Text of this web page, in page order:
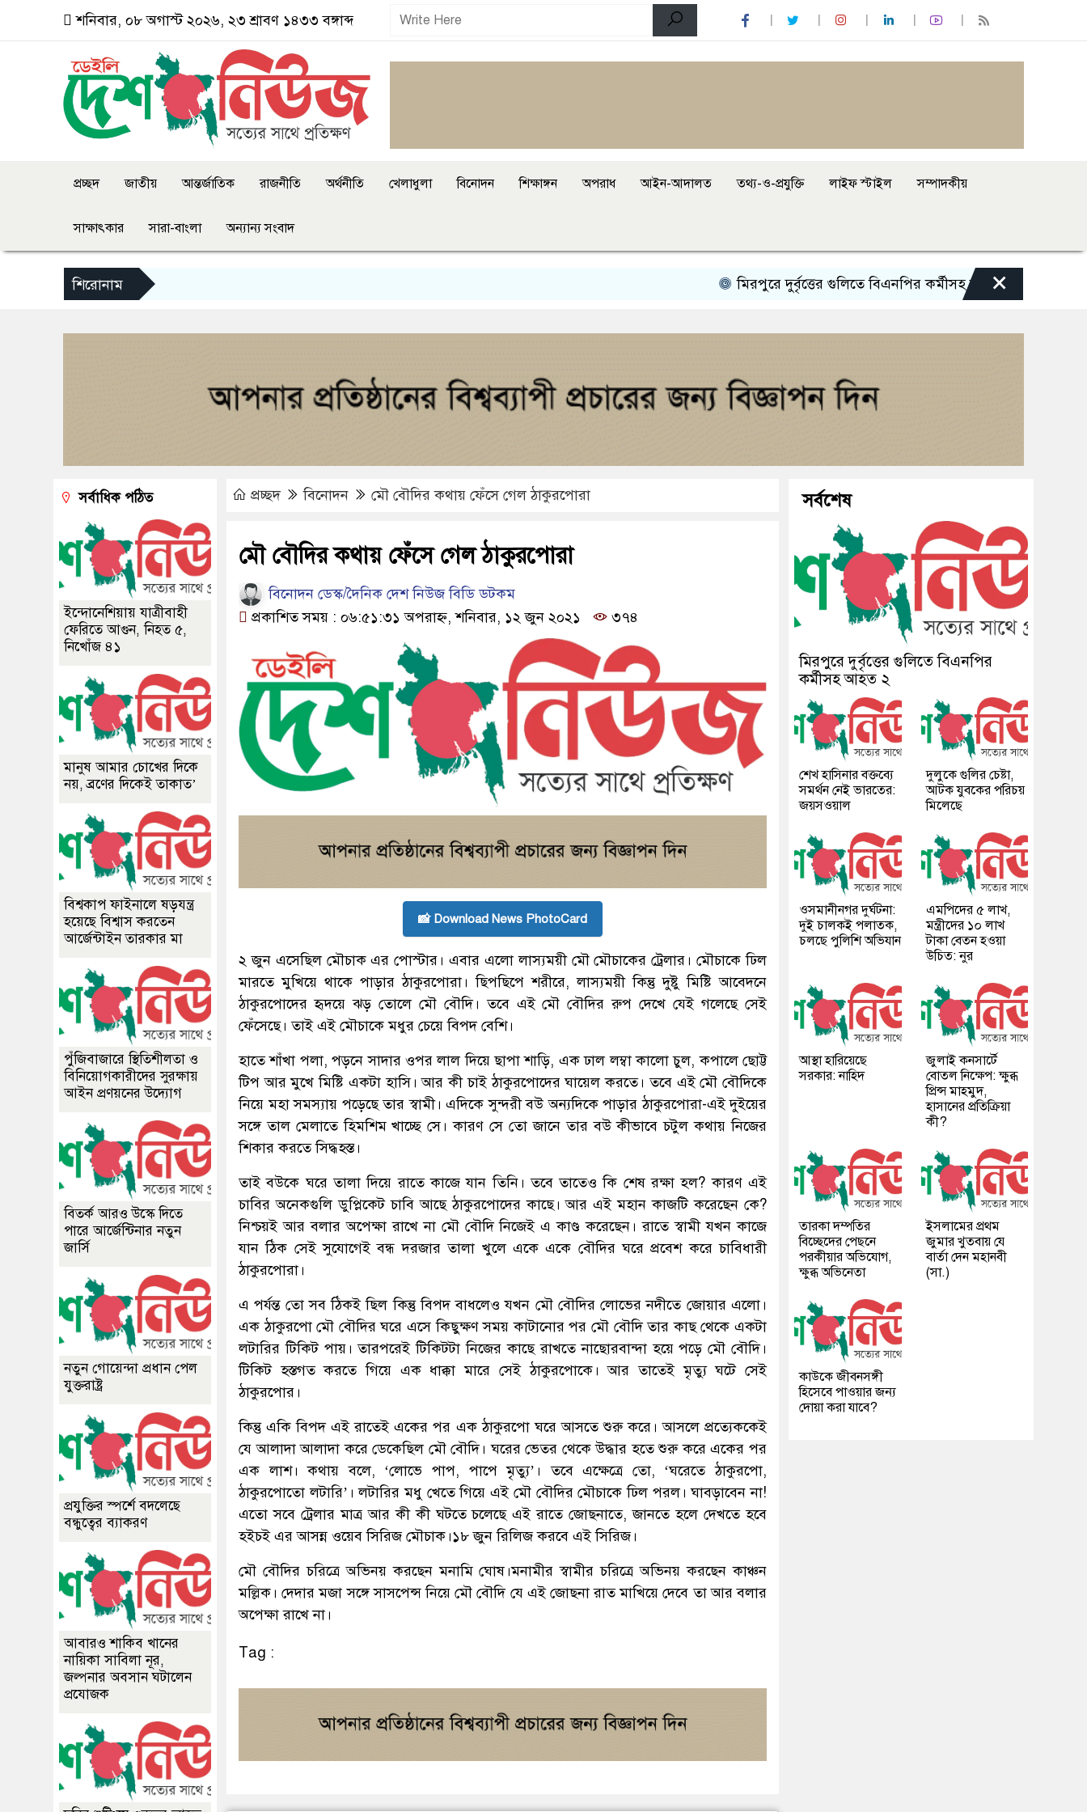
শনিবার, ০৮ অগাস্ট ২০২৬, ২৩ শ্রাবণ ১৪৩৩ বঙ্গাব্দ
প্রচ্ছদ জাতীয় আন্তর্জাতিক রাজনীতি অর্থনীতি খেলাধুলা বিনোদন শিক্ষাঙ্গন অপরাধ আইন-আদালত তথ্য-ও-প্রযুক্তি লাইফ স্টাইল সম্পাদকীয়
সাক্ষাৎকার সারা-বাংলা অন্যান্য সংবাদ
শিরোনাম মিরপুরে দুর্বৃত্তের গুলিতে বিএনপির কর্মীসহ আহত ২ শেখ হাসিনার
×
প্রচ্ছদ বিনোদন মৌ বৌদির কথায় ফেঁসে গেল ঠাকুরপোরা
মৌ বৌদির কথায় ফেঁসে গেল ঠাকুরপোরা
বিনোদন ডেস্ক/দৈনিক দেশ নিউজ বিডি ডটকম
প্রকাশিত সময় : ০৬:৫১:৩১ অপরাহ্ন, শনিবার, ১২ জুন ২০২১
৩৭৪
📸 Download News PhotoCard
২ জুন এসেছিল মৌচাক এর পোস্টার। এবার এলো লাস্যময়ী মৌ মৌচাকের ট্রেলার। মৌচাকে ঢিল
মারতে মুখিয়ে থাকে পাড়ার ঠাকুরপোরা। ছিপছিপে শরীরে, লাস্যময়ী কিন্তু দুষ্টু মিষ্টি আবেদনে
ঠাকুরপোদের হৃদয়ে ঝড় তোলে মৌ বৌদি। তবে এই মৌ বৌদির রুপ দেখে যেই গলেছে সেই
ফেঁসেছে। তাই এই মৌচাকে মধুর চেয়ে বিপদ বেশি।
হাতে শাঁখা পলা, পড়নে সাদার ওপর লাল দিয়ে ছাপা শাড়ি, এক ঢাল লম্বা কালো চুল, কপালে ছোট্ট
টিপ আর মুখে মিষ্টি একটা হাসি। আর কী চাই ঠাকুরপোদের ঘায়েল করতে। তবে এই মৌ বৌদিকে
নিয়ে মহা সমস্যায় পড়েছে তার স্বামী। এদিকে সুন্দরী বউ অন্যদিকে পাড়ার ঠাকুরপোরা-এই দুইয়ের
সঙ্গে তাল মেলাতে হিমশিম খাচ্ছে সে। কারণ সে তো জানে তার বউ কীভাবে চটুল কথায় নিজের
শিকার করতে সিদ্ধহস্ত।
তাই বউকে ঘরে তালা দিয়ে রাতে কাজে যান তিনি। তবে তাতেও কি শেষ রক্ষা হল? কারণ এই
চাবির অনেকগুলি ডুপ্লিকেট চাবি আছে ঠাকুরপোদের কাছে। আর এই মহান কাজটি করেছেন কে?
নিশ্চয়ই আর বলার অপেক্ষা রাখে না মৌ বৌদি নিজেই এ কাণ্ড করেছেন। রাতে স্বামী যখন কাজে
যান ঠিক সেই সুযোগেই বন্ধ দরজার তালা খুলে একে একে বৌদির ঘরে প্রবেশ করে চাবিধারী
ঠাকুরপোরা।
এ পর্যন্ত তো সব ঠিকই ছিল কিন্তু বিপদ বাধলেও যখন মৌ বৌদির লোভের নদীতে জোয়ার এলো।
এক ঠাকুরপো মৌ বৌদির ঘরে এসে কিছুক্ষণ সময় কাটানোর পর মৌ বৌদি তার কাছ থেকে একটা
লটারির টিকিট পায়। তারপরেই টিকিটটা নিজের কাছে রাখতে নাছোরবান্দা হয়ে পড়ে মৌ বৌদি।
টিকিট হস্তগত করতে গিয়ে এক ধাক্কা মারে সেই ঠাকুরপোকে। আর তাতেই মৃত্যু ঘটে সেই
ঠাকুরপোর।
কিন্তু একি বিপদ এই রাতেই একের পর এক ঠাকুরপো ঘরে আসতে শুরু করে। আসলে প্রত্যেককেই
যে আলাদা আলাদা করে ডেকেছিল মৌ বৌদি। ঘরের ভেতর থেকে উদ্ধার হতে শুরু করে একের পর
এক লাশ। কথায় বলে, ‘লোভে পাপ, পাপে মৃত্যু’। তবে এক্ষেত্রে তো, ‘ঘরেতে ঠাকুরপো,
ঠাকুরপোতো লটারি’। লটারির মধু খেতে গিয়ে এই মৌ বৌদির মৌচাকে ঢিল পরল। ঘাবড়াবেন না!
এতো সবে ট্রেলার মাত্র আর কী কী ঘটতে চলেছে এই রাতে জোছনাতে, জানতে হলে দেখতে হবে
হইচই এর আসন্ন ওয়েব সিরিজ মৌচাক।১৮ জুন রিলিজ করবে এই সিরিজ।
মৌ বৌদির চরিত্রে অভিনয় করছেন মনামি ঘোষ।মনামীর স্বামীর চরিত্রে অভিনয় করছেন কাঞ্চন
মল্লিক। দেদার মজা সঙ্গে সাসপেন্স নিয়ে মৌ বৌদি যে এই জোছনা রাত মাখিয়ে দেবে তা আর বলার
অপেক্ষা রাখে না।
Tag :
সর্বাধিক পঠিত
ইন্দোনেশিয়ায় যাত্রীবাহী
ফেরিতে আগুন, নিহত ৫,
নিখোঁজ ৪১
মানুষ আমার চোখের দিকে
নয়, ব্রণের দিকেই তাকাত’
বিশ্বকাপ ফাইনালে ষড়যন্ত্র
হয়েছে বিশ্বাস করতেন
আর্জেন্টাইন তারকার মা
পুঁজিবাজারে স্থিতিশীলতা ও
বিনিয়োগকারীদের সুরক্ষায়
আইন প্রণয়নের উদ্যোগ
বিতর্ক আরও উস্কে দিতে
পারে আর্জেন্টিনার নতুন
জার্সি
নতুন গোয়েন্দা প্রধান পেল
যুক্তরাষ্ট্র
প্রযুক্তির স্পর্শে বদলেছে
বন্ধুত্বের ব্যাকরণ
আবারও শাকিব খানের
নায়িকা সাবিলা নূর,
জল্পনার অবসান ঘটালেন
প্রযোজক
সর্বশেষ
মিরপুরে দুর্বৃত্তের গুলিতে বিএনপির
কর্মীসহ আহত ২
শেখ হাসিনার বক্তব্যে
সমর্থন নেই ভারতের:
জয়সওয়াল
দুলুকে গুলির চেষ্টা,
আটক যুবকের পরিচয়
মিলেছে
ওসমানীনগর দুর্ঘটনা:
দুই চালকই পলাতক,
চলছে পুলিশি অভিযান
এমপিদের ৫ লাখ,
মন্ত্রীদের ১০ লাখ
টাকা বেতন হওয়া
উচিত: নুর
আস্থা হারিয়েছে
সরকার: নাহিদ
জুলাই কনসার্টে
বোতল নিক্ষেপ: ক্ষুব্ধ
প্রিন্স মাহমুদ,
হাসানের প্রতিক্রিয়া
কী?
তারকা দম্পতির
বিচ্ছেদের পেছনে
পরকীয়ার অভিযোগ,
ক্ষুব্ধ অভিনেতা
ইসলামের প্রথম
জুমার খুতবায় যে
বার্তা দেন মহানবী
(সা.)
কাউকে জীবনসঙ্গী
হিসেবে পাওয়ার জন্য
দোয়া করা যাবে?